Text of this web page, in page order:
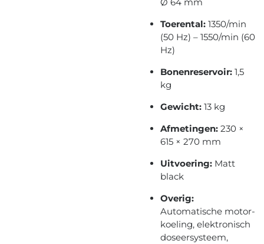
Toerental:1350/min
(50 Hz) – 1550/min (60
Hz)
Bonenreservoir:1,5
kg
Gewicht:13 kg
Afmetingen:230 ×
615 × 270 mm
Uitvoering:Matt
black
Overig:
Automatische motor­
koeling, elektronisch
doseersysteem,